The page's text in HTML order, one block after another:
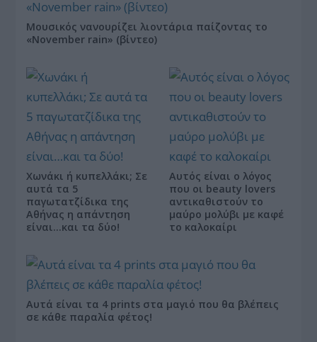
Μουσικός νανουρίζει λιοντάρια παίζοντας το
«November rain» (βίντεο)
Χωνάκι ή κυπελλάκι; Σε
αυτά τα 5
παγωτατζίδικα της
Αθήνας η απάντηση
είναι…και τα δύο!
Αυτός είναι ο λόγος
που οι beauty lovers
αντικαθιστούν το
μαύρο μολύβι με καφέ
το καλοκαίρι
Αυτά είναι τα 4 prints στα μαγιό που θα βλέπεις
σε κάθε παραλία φέτος!